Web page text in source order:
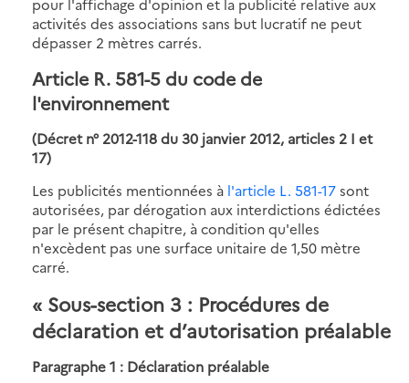
activités des associations sans but lucratif ne peut
dépasser 2 mètres carrés.
Article R. 581-5 du code de
l'environnement
(Décret n° 2012-118 du 30 janvier 2012, articles 2 I et
17)
Les publicités mentionnées à l'article L. 581-17sont
autorisées, par dérogation aux interdictions édictées
par le présent chapitre, à condition qu'elles
n'excèdent pas une surface unitaire de 1,50 mètre
carré.
« Sous-section 3 : Procédures de
déclaration et d’autorisation préalable
Paragraphe 1 : Déclaration préalable